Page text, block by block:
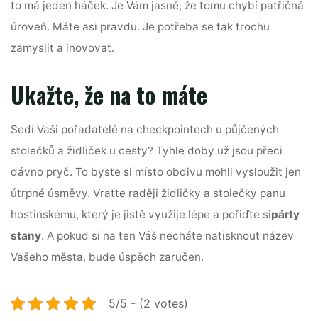
to má jeden háček. Je Vám jasné, že tomu chybí patřičná
úroveň. Máte asi pravdu. Je potřeba se tak trochu
zamyslit a inovovat.
Ukažte, že na to máte
Sedí Vaši pořadatelé na checkpointech u půjčených
stolečků a židliček u cesty? Tyhle doby už jsou přeci
dávno pryč. To byste si místo obdivu mohli vysloužit jen
útrpné úsměvy. Vraťte raději židličky a stolečky panu
hostinskému, který je jistě využije lépe a pořiďte sipárty
stany. A pokud si na ten Váš necháte natisknout název
Vašeho města, bude úspěch zaručen.
5/5 - (2 votes)